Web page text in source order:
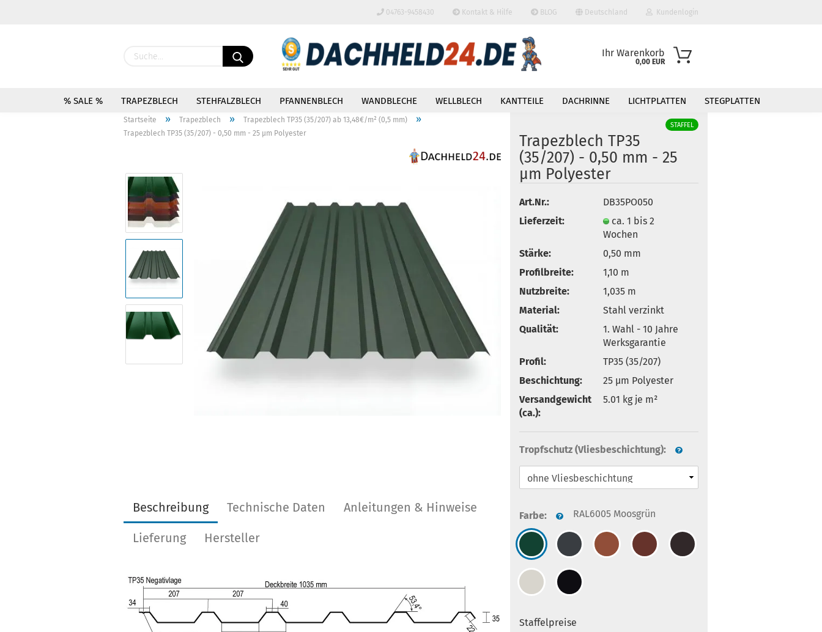
04763-9458430 Kontakt & Hilfe BLOG Deutschland
Lieferland
Kundenlogin
Konto erstellen
Passwort vergessen?
Ihr Warenkorb
0,00 EUR
% SALE % TRAPEZBLECH STEHFALZBLECH PFANNENBLECH WANDBLECHE WELLBLECH KANTTEILE DACHRINNE LICHTPLATTEN STEGPLATTEN
Startseite » Trapezblech » Trapezblech TP35 (35/207) ab 13,48€/m² (0,5 mm) »
Trapezblech TP35 (35/207) - 0,50 mm - 25 µm Polyester
STAFFEL
Trapezblech TP35
(35/207) - 0,50 mm - 25
µm Polyester
Art.Nr.:
DB35PO050
Lieferzeit:
ca. 1 bis 2
Wochen
Stärke:
0,50 mm
Profilbreite:
1,10 m
Nutzbreite:
1,035 m
Material:
Stahl verzinkt
Qualität:
1. Wahl - 10 Jahre
Werksgarantie
Profil:
TP35 (35/207)
Beschichtung:
25 µm Polyester
Versandgewicht
(ca.):
5.01 kg je m²
Tropfschutz (Vliesbeschichtung):
Farbe: RAL6005 Moosgrün
Staffelpreise
Beschreibung Technische Daten Anleitungen & Hinweise
Lieferung Hersteller